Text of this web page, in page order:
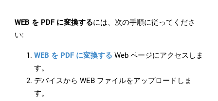
WEB を PDF に変換するには、次の手順に従ってくださ
い:
WEB を PDF に変換する Web ページにアクセスしま
す。
デバイスから WEB ファイルをアップロードしま
す。